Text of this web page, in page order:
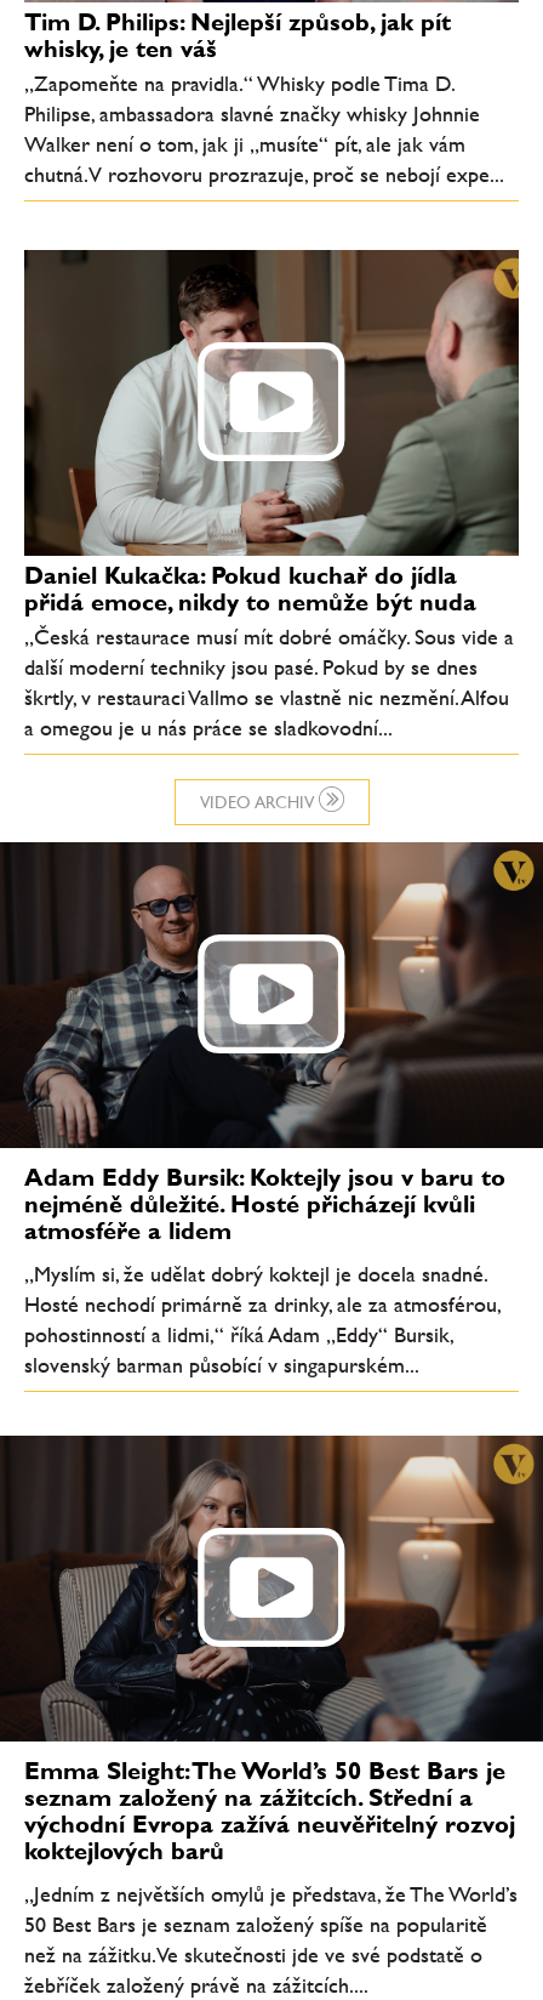
VIDEO ARCHIV
Tim D. Philips: Nejlepší způsob, jak pít
whisky, je ten váš
„Zapomeňte na pravidla.“ Whisky podle Tima D.
Philipse, ambassadora slavné značky whisky Johnnie
Walker není o tom, jak ji „musíte“ pít, ale jak vám
chutná. V rozhovoru prozrazuje, proč se nebojí expe...
Daniel Kukačka: Pokud kuchař do jídla
přidá emoce, nikdy to nemůže být nuda
„Česká restaurace musí mít dobré omáčky. Sous vide a
další moderní techniky jsou pasé. Pokud by se dnes
škrtly, v restauraci Vallmo se vlastně nic nezmění. Alfou
a omegou je u nás práce se sladkovodní...
Adam Eddy Bursik: Koktejly jsou v baru to
nejméně důležité. Hosté přicházejí kvůli
atmosféře a lidem
„Myslím si, že udělat dobrý koktejl je docela snadné.
Hosté nechodí primárně za drinky, ale za atmosférou,
pohostinností a lidmi,“ říká Adam „Eddy“ Bursik,
slovenský barman působící v singapurském...
Emma Sleight: The World’s 50 Best Bars je
seznam založený na zážitcích. Střední a
východní Evropa zažívá neuvěřitelný rozvoj
koktejlových barů
„Jedním z největších omylů je představa, že The World’s
50 Best Bars je seznam založený spíše na popularitě
než na zážitku. Ve skutečnosti jde ve své podstatě o
žebříček založený právě na zážitcích....